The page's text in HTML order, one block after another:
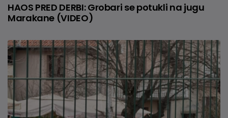
HAOS PRED DERBI: Grobari se potukli na jugu
Marakane (VIDEO)